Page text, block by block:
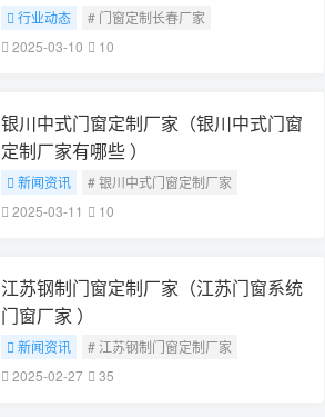
行业动态
# 门窗定制长春厂家
2025-03-10
10
银川中式门窗定制厂家（银川中式门窗
定制厂家有哪些 ）
新闻资讯
# 银川中式门窗定制厂家
2025-03-11
10
江苏钢制门窗定制厂家（江苏门窗系统
门窗厂家 ）
新闻资讯
# 江苏钢制门窗定制厂家
2025-02-27
35